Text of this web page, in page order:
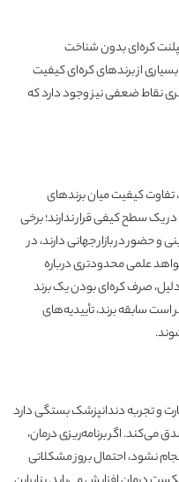
کره‌ای بدون شناخت
از برندهای کره‌ای کیفیت
نقاط ضعفی نیز وجود دارد که
تفاوت کیفیت میان برندهای
یک سطح کیفی قرار ندارند؛ برخی
و حضور در بازار جهانی دارند، در
علمی محدودتری درباره
صرف کره‌ای بودن یک برند
سابقه برند، تأییدیه‌های
و تجربه دندانپزشک بستگی دارد
می‌کند. اگر برنامه‌ریزی درمان،
نشود، احتمال بروز مشکلاتی